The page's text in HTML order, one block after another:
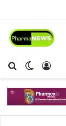
تغییر ورود